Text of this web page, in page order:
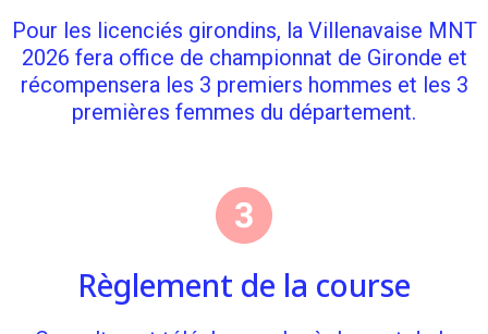
Pour les licenciés girondins, la Villenavaise MNT
2026 fera office de championnat de Gironde et
récompensera les 3 premiers hommes et les 3
premières femmes du département.
Règlement de la course